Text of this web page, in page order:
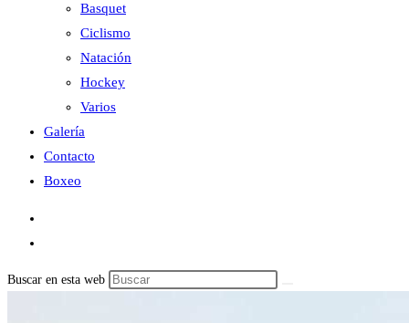
Basquet
Ciclismo
Natación
Hockey
Varios
Galería
Contacto
Boxeo
Buscar en esta web